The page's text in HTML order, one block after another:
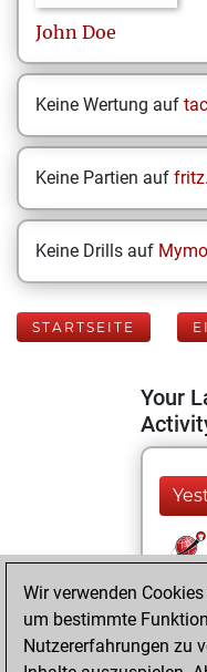
John Doe
Keine Wertung auf
Keine Partien auf
Keine Drills auf
STARTSEITE
Your
blitz
Wir verwenden
um bestimmte
Nutzererfahrungen zu